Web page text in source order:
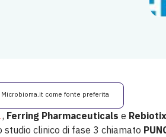
Microbioma.it come fonte preferita
, Ferring Pharmaceuticals e Rebiotix
clinico di fase 3 chiamato